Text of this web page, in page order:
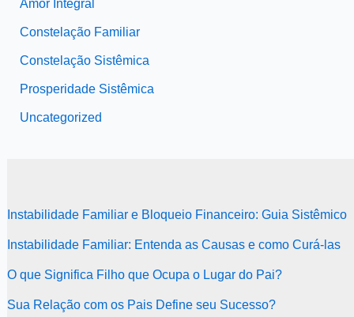
Amor Integral
Constelação Familiar
Constelação Sistêmica
Prosperidade Sistêmica
Uncategorized
Instabilidade Familiar e Bloqueio Financeiro: Guia Sistêmico
Instabilidade Familiar: Entenda as Causas e como Curá-las
O que Significa Filho que Ocupa o Lugar do Pai?
Sua Relação com os Pais Define seu Sucesso?